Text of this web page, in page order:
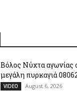
Βόλος Νύχτα αγωνίας
μεγάλη πυρκαγιά
VIDEO August 6, 2026